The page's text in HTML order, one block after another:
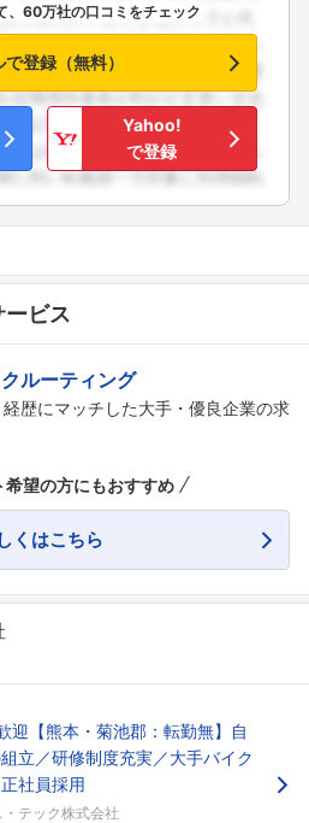
ーしました
、60万社の口コミをチェック
で登録（無料）
Yahoo!
で登録
ービス
ルーティング
歴にマッチした大手・優良企業の求
希望の方にもおすすめ
くはこちら
迎【熊本・菊池郡：転勤無】自
立／研修制度充実／大手バイク
社員採用
・テック株式会社